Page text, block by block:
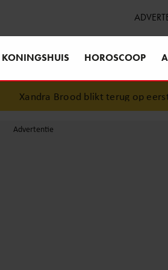
KONINGSHUIS HOROSCOOP
Xandra Brood blikt terug op eerste